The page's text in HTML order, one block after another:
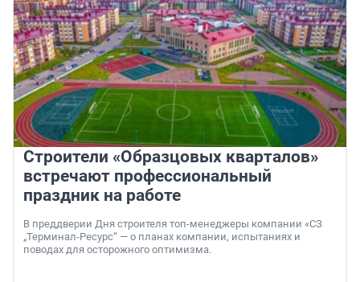
Строители «Образцовых кварталов»
встречают профессиональный
праздник на работе
В преддверии Дня строителя топ-менеджеры компании «СЗ
„Терминал-Ресурс“ — о планах компании, испытаниях и
поводах для осторожного оптимизма.